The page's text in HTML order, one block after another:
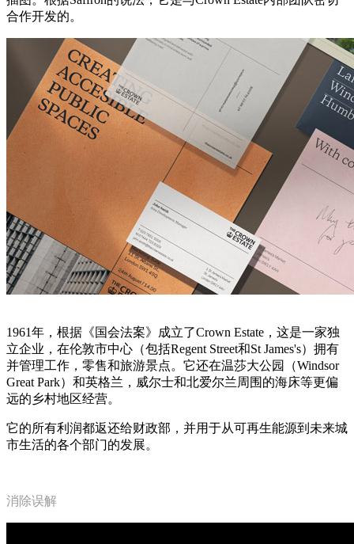
合作开发的。
1961年，根据《国会法案》成立了Crown Estate，这是一家独
立企业，在伦敦市中心（包括Regent Street和St James's）拥有
并管理工作，零售和旅游景点。它还在温莎大公园（Windsor
Great Park）和英格兰，威尔士和北爱尔兰周围的海床等更偏
远的乡村地区经营。
它的所有利润都返还给财政部，并用于从可再生能源到未来城
市生活的各个部门的发展。
消除误解